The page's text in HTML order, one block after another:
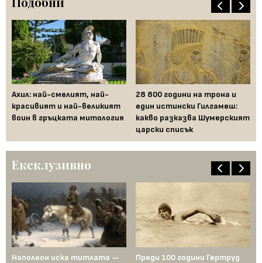
Ахил: най-смелият, най-
красивият и най-великият
воин в гръцката митология
28 800 години на трона и
един истински Гилгамеш:
какво разказва Шумерският
царски списък
Ексклузивно
Наполеон иска титлата —
Преди 100 години Гертруд